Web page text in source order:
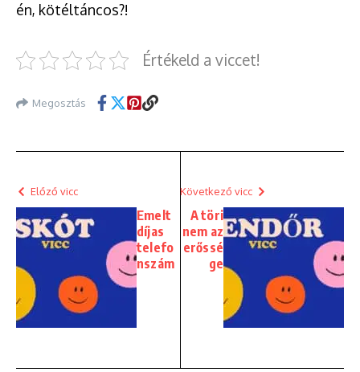
én, kötéltáncos?!
Értékeld a viccet!
Megosztás
Előző vicc
Emelt
díjas
telefo
nszám
Következő vicc
A töri
nem az
erőssé
ge